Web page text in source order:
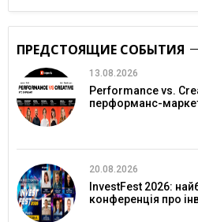
ПРЕДСТОЯЩИЕ СОБЫТИЯ
13.08.2026
Performance vs.
перформанс-
20.08.2026
InvestFest 2026:
конференція про